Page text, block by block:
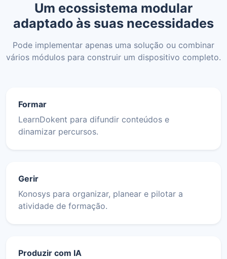
Um ecossistema modular
adaptado às suas necessidades
Pode implementar apenas uma solução ou combinar
vários módulos para construir um dispositivo completo.
Formar
LearnDokent para difundir conteúdos e
dinamizar percursos.
Gerir
Konosys para organizar, planear e pilotar a
atividade de formação.
Produzir com IA